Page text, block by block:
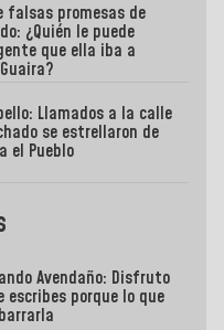
falsas promesas de
¿Quién le puede
que ella iba a
Llamados a la calle
se estrellaron de
el Pueblo
Avendaño: Disfruto
escribes porque lo que